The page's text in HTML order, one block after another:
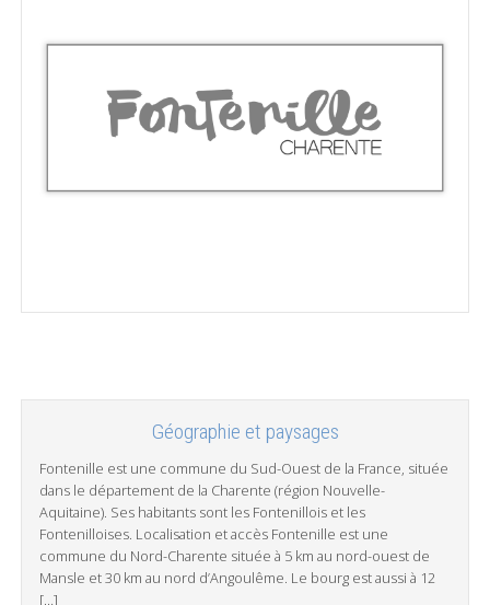
Géographie et paysages
Fontenille est une commune du Sud-Ouest de la France, située
dans le département de la Charente (région Nouvelle-
Aquitaine). Ses habitants sont les Fontenillois et les
Fontenilloises. Localisation et accès Fontenille est une
commune du Nord-Charente située à 5 km au nord-ouest de
Mansle et 30 km au nord d’Angoulême. Le bourg est aussi à 12
[…]